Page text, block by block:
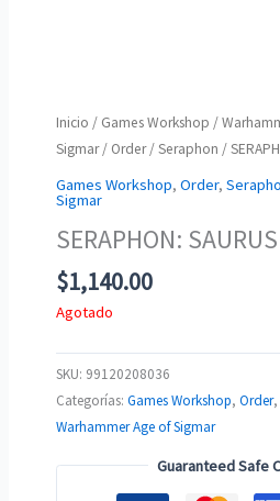
Inicio / Games Workshop /
Sigmar/ Order/Seraphon /
Games Workshop,Order,
Sigmar
SERAPHON:
$1,140.00
Agotado
SKU: 99120208036
Categorías:Games Workshop,Order
Warhammer Age of Sigmar
Guaranteed Safe